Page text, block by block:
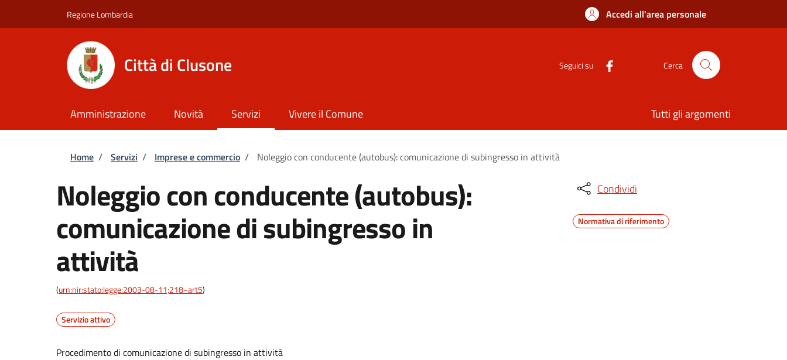
Regione Lombardia Accedi all'area personale
Città di Clusone Seguici su Cerca
Amministrazione Novità Servizi Vivere il Comune Tutti gli argomenti
Briciole di pane
Home / Servizi / Imprese e commercio / Noleggio con conducente (autobus): comunicazione di subingresso in attività
Noleggio con conducente (autobus):
comunicazione di subingresso in
attività
(urn:nir:stato:legge:2003-08-11;218~art5)
Servizio attivo
Procedimento di comunicazione di subingresso in attività
Condividi
Normativa di riferimento